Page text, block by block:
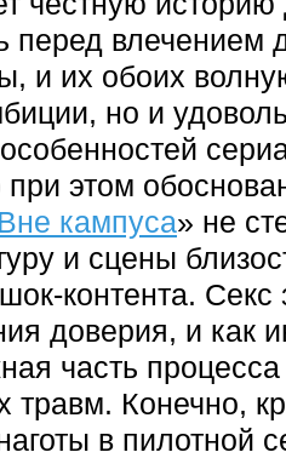
перед влечением
и их обоих
но и
при этом
Вне кампуса» не
и сцены
контента. Секс
доверия, и как
часть
травм. Конечно,
в пилотной